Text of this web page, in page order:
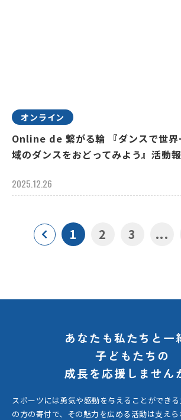
オンライン
Online de 繋がる輪 『ダンスで世界
域のダンスをおどってみよう』活動
2025.12.26
1 2 3 ...
あなたも私たちと一
子どもたちの
成長を応援しません
スポーツには勇気や感動を与えることができる
の方の寄付で、その魅力を広める活動は支えら